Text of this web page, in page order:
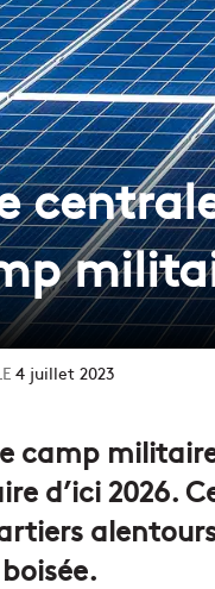
4 juillet 2023
camp
d’ici 2026.